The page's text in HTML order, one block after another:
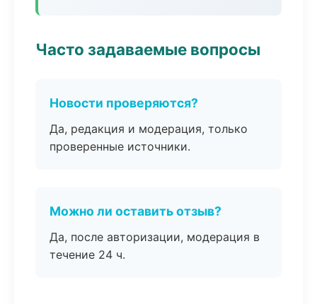
Часто задаваемые вопросы
Новости проверяются?
Да, редакция и модерация, только
проверенные источники.
Можно ли оставить отзыв?
Да, после авторизации, модерация в
течение 24 ч.